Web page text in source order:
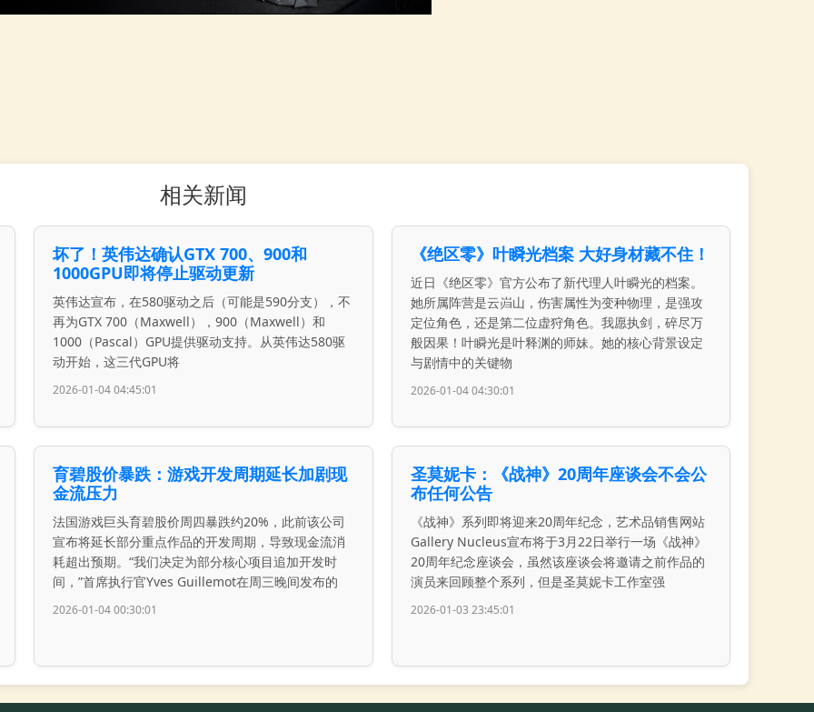
相关新闻
坏了！英伟达确认GTX 700、900和
1000GPU即将停止驱动更新
英伟达宣布，在580驱动之后（可能是590分支），不
再为GTX 700（Maxwell），900（Maxwell）和
1000（Pascal）GPU提供驱动支持。从英伟达580驱
动开始，这三代GPU将
2026-01-04 04:45:01
《绝区零》叶瞬光档案 大好身材藏不住！
近日《绝区零》官方公布了新代理人叶瞬光的档案。
她所属阵营是云岿山，伤害属性为变种物理，是强攻
定位角色，还是第二位虚狩角色。我愿执剑，碎尽万
般因果！叶瞬光是叶释渊的师妹。她的核心背景设定
与剧情中的关键物
2026-01-04 04:30:01
育碧股价暴跌：游戏开发周期延长加剧现
金流压力
法国游戏巨头育碧股价周四暴跌约20%，此前该公司
宣布将延长部分重点作品的开发周期，导致现金流消
耗超出预期。“我们决定为部分核心项目追加开发时
间，”首席执行官Yves Guillemot在周三晚间发布的
2026-01-04 00:30:01
圣莫妮卡：《战神》20周年座谈会不会公
布任何公告
《战神》系列即将迎来20周年纪念，艺术品销售网站
Gallery Nucleus宣布将于3月22日举行一场《战神》
20周年纪念座谈会，虽然该座谈会将邀请之前作品的
演员来回顾整个系列，但是圣莫妮卡工作室强
2026-01-03 23:45:01